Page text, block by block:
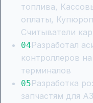
топлива,
оплаты,
Считыватели
04Разработал
контроллеров
терминалов
05Разработка
запчастям для